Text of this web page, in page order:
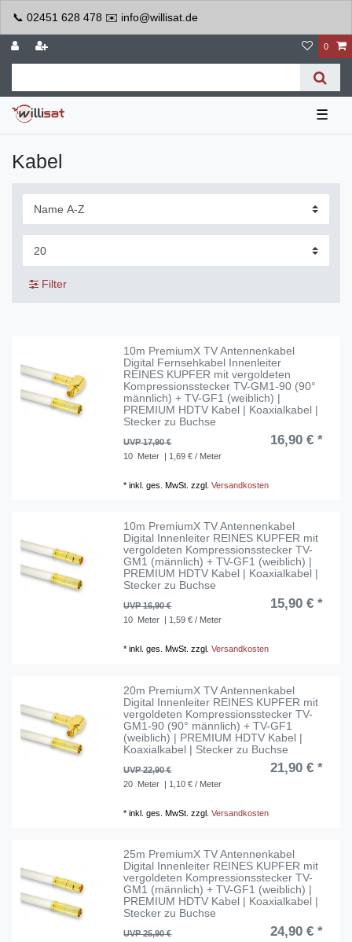
📞 02451 628 478 ✉️ info@willisat.de
0
☰
Kabel
Filter
10m PremiumX TV Antennenkabel
Digital Fernsehkabel Innenleiter
REINES KUPFER mit vergoldeten
Kompressionsstecker TV-GM1-90 (90°
männlich) + TV-GF1 (weiblich) |
PREMIUM HDTV Kabel | Koaxialkabel |
Stecker zu Buchse
UVP 17,90 € 16,90 € *
10 Meter | 1,69 € / Meter
*inkl. ges. MwSt. zzgl.Versandkosten
10m PremiumX TV Antennenkabel
Digital Innenleiter REINES KUPFER mit
vergoldeten Kompressionsstecker TV-
GM1 (männlich) + TV-GF1 (weiblich) |
PREMIUM HDTV Kabel | Koaxialkabel |
Stecker zu Buchse
UVP 16,90 € 15,90 € *
10 Meter | 1,59 € / Meter
*inkl. ges. MwSt. zzgl.Versandkosten
20m PremiumX TV Antennenkabel
Digital Innenleiter REINES KUPFER mit
vergoldeten Kompressionsstecker TV-
GM1-90 (90° männlich) + TV-GF1
(weiblich) | PREMIUM HDTV Kabel |
Koaxialkabel | Stecker zu Buchse
UVP 22,90 € 21,90 € *
20 Meter | 1,10 € / Meter
*inkl. ges. MwSt. zzgl.Versandkosten
25m PremiumX TV Antennenkabel
Digital Innenleiter REINES KUPFER mit
vergoldeten Kompressionsstecker TV-
GM1 (männlich) + TV-GF1 (weiblich) |
PREMIUM HDTV Kabel | Koaxialkabel |
Stecker zu Buchse
UVP 25,90 € 24,90 € *